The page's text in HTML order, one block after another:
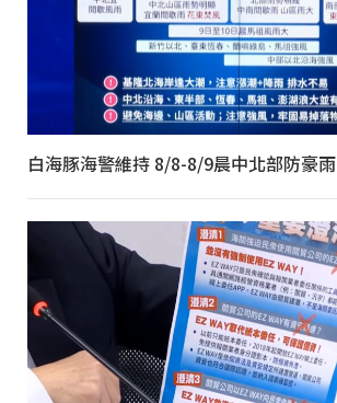
白海豚海警維持 8/8-8/9晨中北部防豪雨